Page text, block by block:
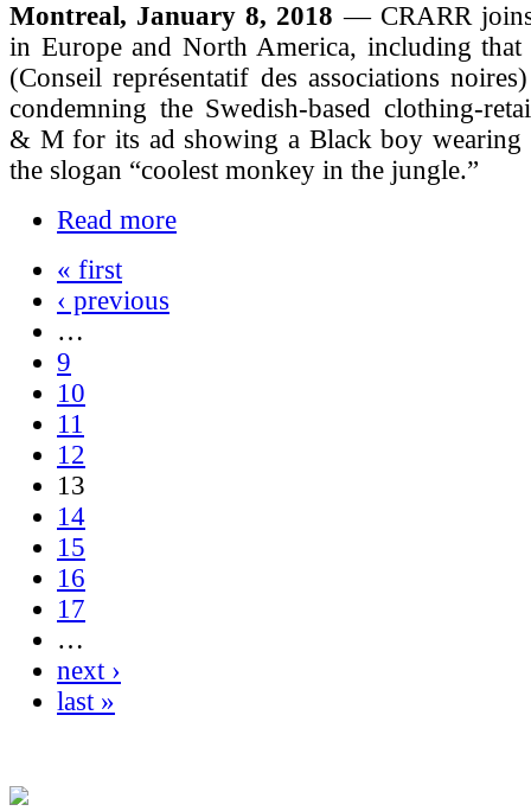
Montreal, January 8, 2018— CRARR
in Europe and North America, including
(Conseil représentatif des associations
condemning the Swedish-based clothing-
& M for its ad showing a Black boy wearing
the slogan “coolest monkey in the jungle.”
Read more
« first
‹ previous
…
9
10
11
12
13
14
15
16
17
…
next ›
last »